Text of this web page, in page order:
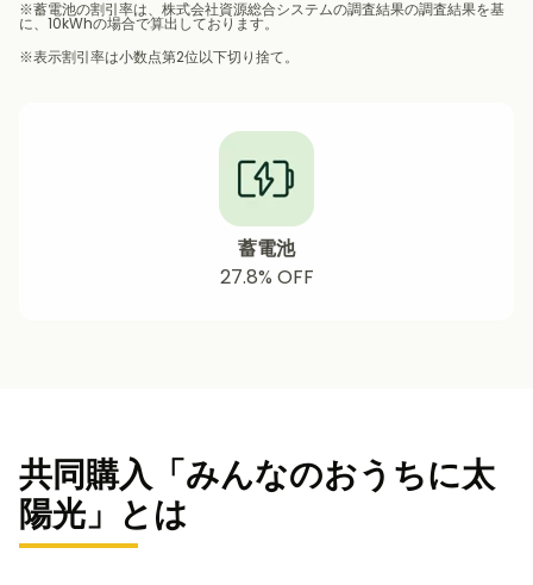
※蓄電池の割引率は、株式会社資源総合システムの調査結果の調査結果を基
に、10kWhの場合で算出しております。
※表示割引率は小数点第2位以下切り捨て。
蓄電池
27.8% OFF
共同購入「みんなのおうちに太
陽光」とは